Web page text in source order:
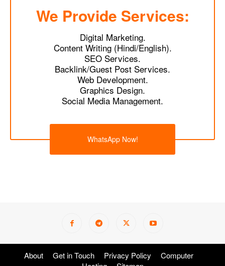
We Provide Services:
Digital Marketing.
Content Writing (Hindi/English).
SEO Services.
Backlink/Guest Post Services.
Web Development.
Graphics Design.
Social Media Management.
WhatsApp Now!
About Get in Touch Privacy Policy
Computer